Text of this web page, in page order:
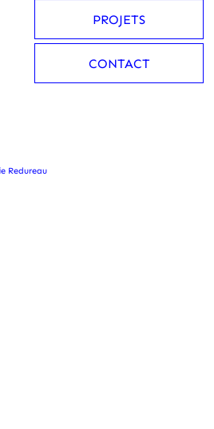
PROJETS
CONTACT
Redureau